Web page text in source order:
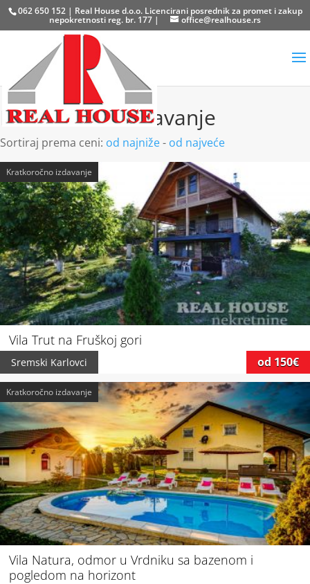
062 650 152 | Real House d.o.o. Licencirani posrednik za promet i zakup
nepokretnosti reg. br. 177 | office@realhouse.rs
Kratkoročno izdavanje
Sortiraj prema ceni: od najniže- od najveće
Kratkoročno izdavanje
Vila Trut na Fruškoj gori
Sremski Karlovci od 150€
Kratkoročno izdavanje
Vila Natura, odmor u Vrdniku sa bazenom i
pogledom na horizont